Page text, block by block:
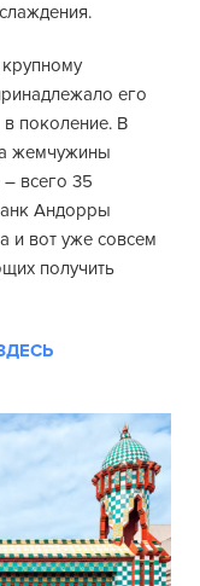
его
поколение. В
жемчужины
всего 35
Андорры
и вот уже совсем
получить